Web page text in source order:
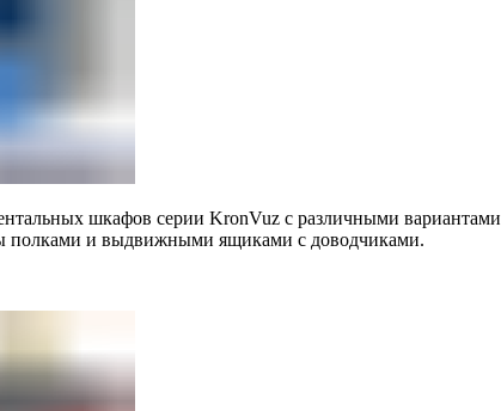
шкафов серии KronVuz с различными вариантами
и выдвижными ящиками с доводчиками.